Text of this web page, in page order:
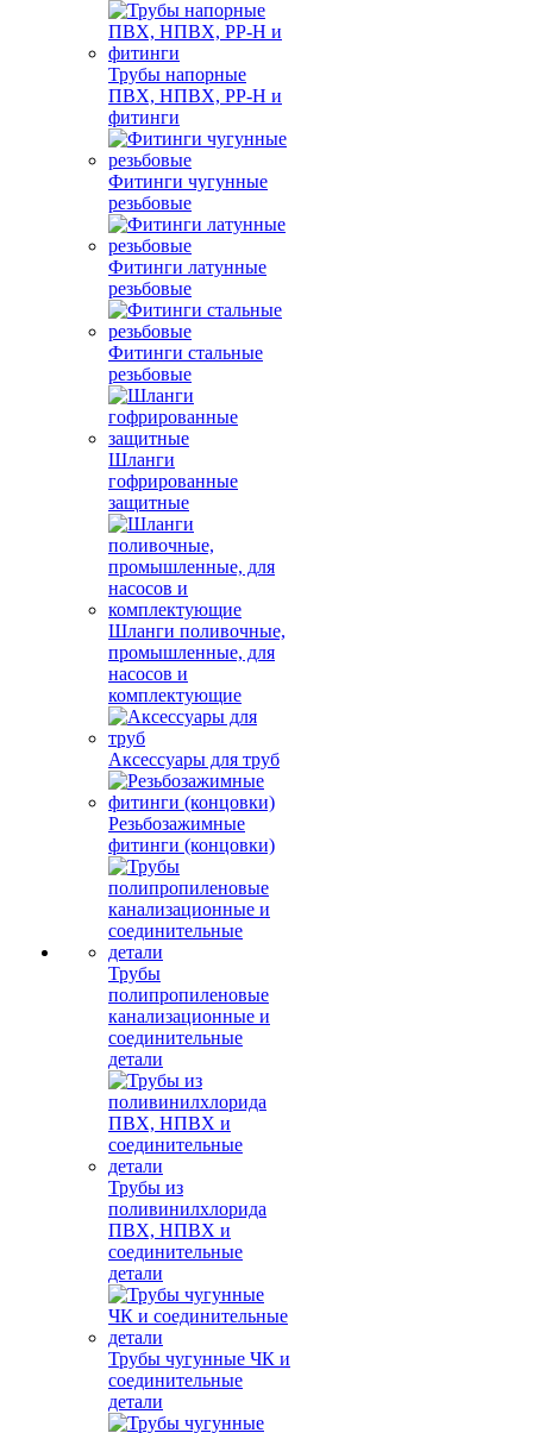
Трубы напорные
ПВХ, НПВХ, PP-H и
фитинги
Фитинги чугунные
резьбовые
Фитинги латунные
резьбовые
Фитинги стальные
резьбовые
Шланги
гофрированные
защитные
Шланги поливочные,
промышленные, для
насосов и
комплектующие
Аксессуары для труб
Резьбозажимные
фитинги (концовки)
Трубы
полипропиленовые
канализационные и
соединительные
детали
Трубы из
поливинилхлорида
ПВХ, НПВХ и
соединительные
детали
Трубы чугунные ЧК и
соединительные
детали